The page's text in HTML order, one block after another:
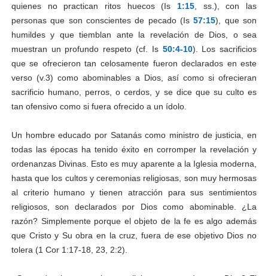
quienes no practican ritos huecos (Is 1:15 , ss.), con las
personas que son conscientes de pecado (Is57:15), que son
humildes y que tiemblan ante la revelación de Dios, o sea
muestran un profundo respeto (cf. Is 50:4-10). Los sacrificios
que se ofrecieron tan celosamente fueron declarados en este
verso (v.3) como abominables a Dios, así como si ofrecieran
sacrificio humano, perros, o cerdos, y se dice que su culto es
tan ofensivo como si fuera ofrecido a un ídolo.
Un hombre educado por Satanás como ministro de justicia, en
todas las épocas ha tenido éxito en corromper la revelación y
ordenanzas Divinas. Esto es muy aparente a la Iglesia moderna,
hasta que los cultos y ceremonias religiosas, son muy hermosas
al criterio humano y tienen atracción para sus sentimientos
religiosos, son declarados por Dios como abominable. ¿La
razón? Simplemente porque el objeto de la fe es algo además
que Cristo y Su obra en la cruz, fuera de ese objetivo Dios no
tolera (1 Cor 1:17-18, 23, 2:2).